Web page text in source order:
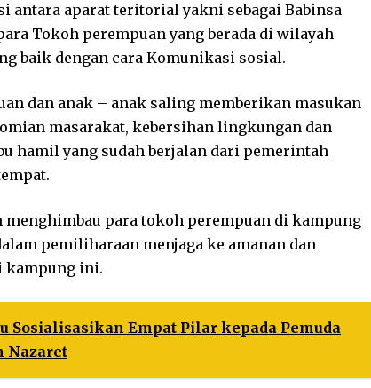
antara aparat teritorial yakni sebagai Babinsa
Tokoh perempuan yang berada di wilayah
baik dengan cara Komunikasi sosial.
dan anak – anak saling memberikan masukan
masarakat, kebersihan lingkungan dan
hamil yang sudah berjalan dari pemerintah
menghimbau para tokoh perempuan di kampung
pemiliharaan menjaga ke amanan dan
kampung ini.
Sosialisasikan Empat Pilar kepada Pemuda
Nazaret